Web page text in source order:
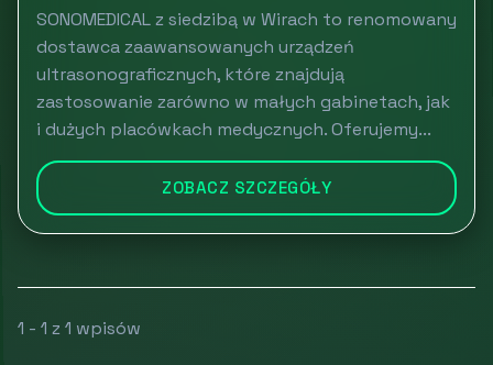
SONOMEDICAL z siedzibą w Wirach to renomowany
dostawca zaawansowanych urządzeń
ultrasonograficznych, które znajdują
zastosowanie zarówno w małych gabinetach, jak
i dużych placówkach medycznych. Oferujemy...
ZOBACZ SZCZEGÓŁY
1 - 1 z 1 wpisów